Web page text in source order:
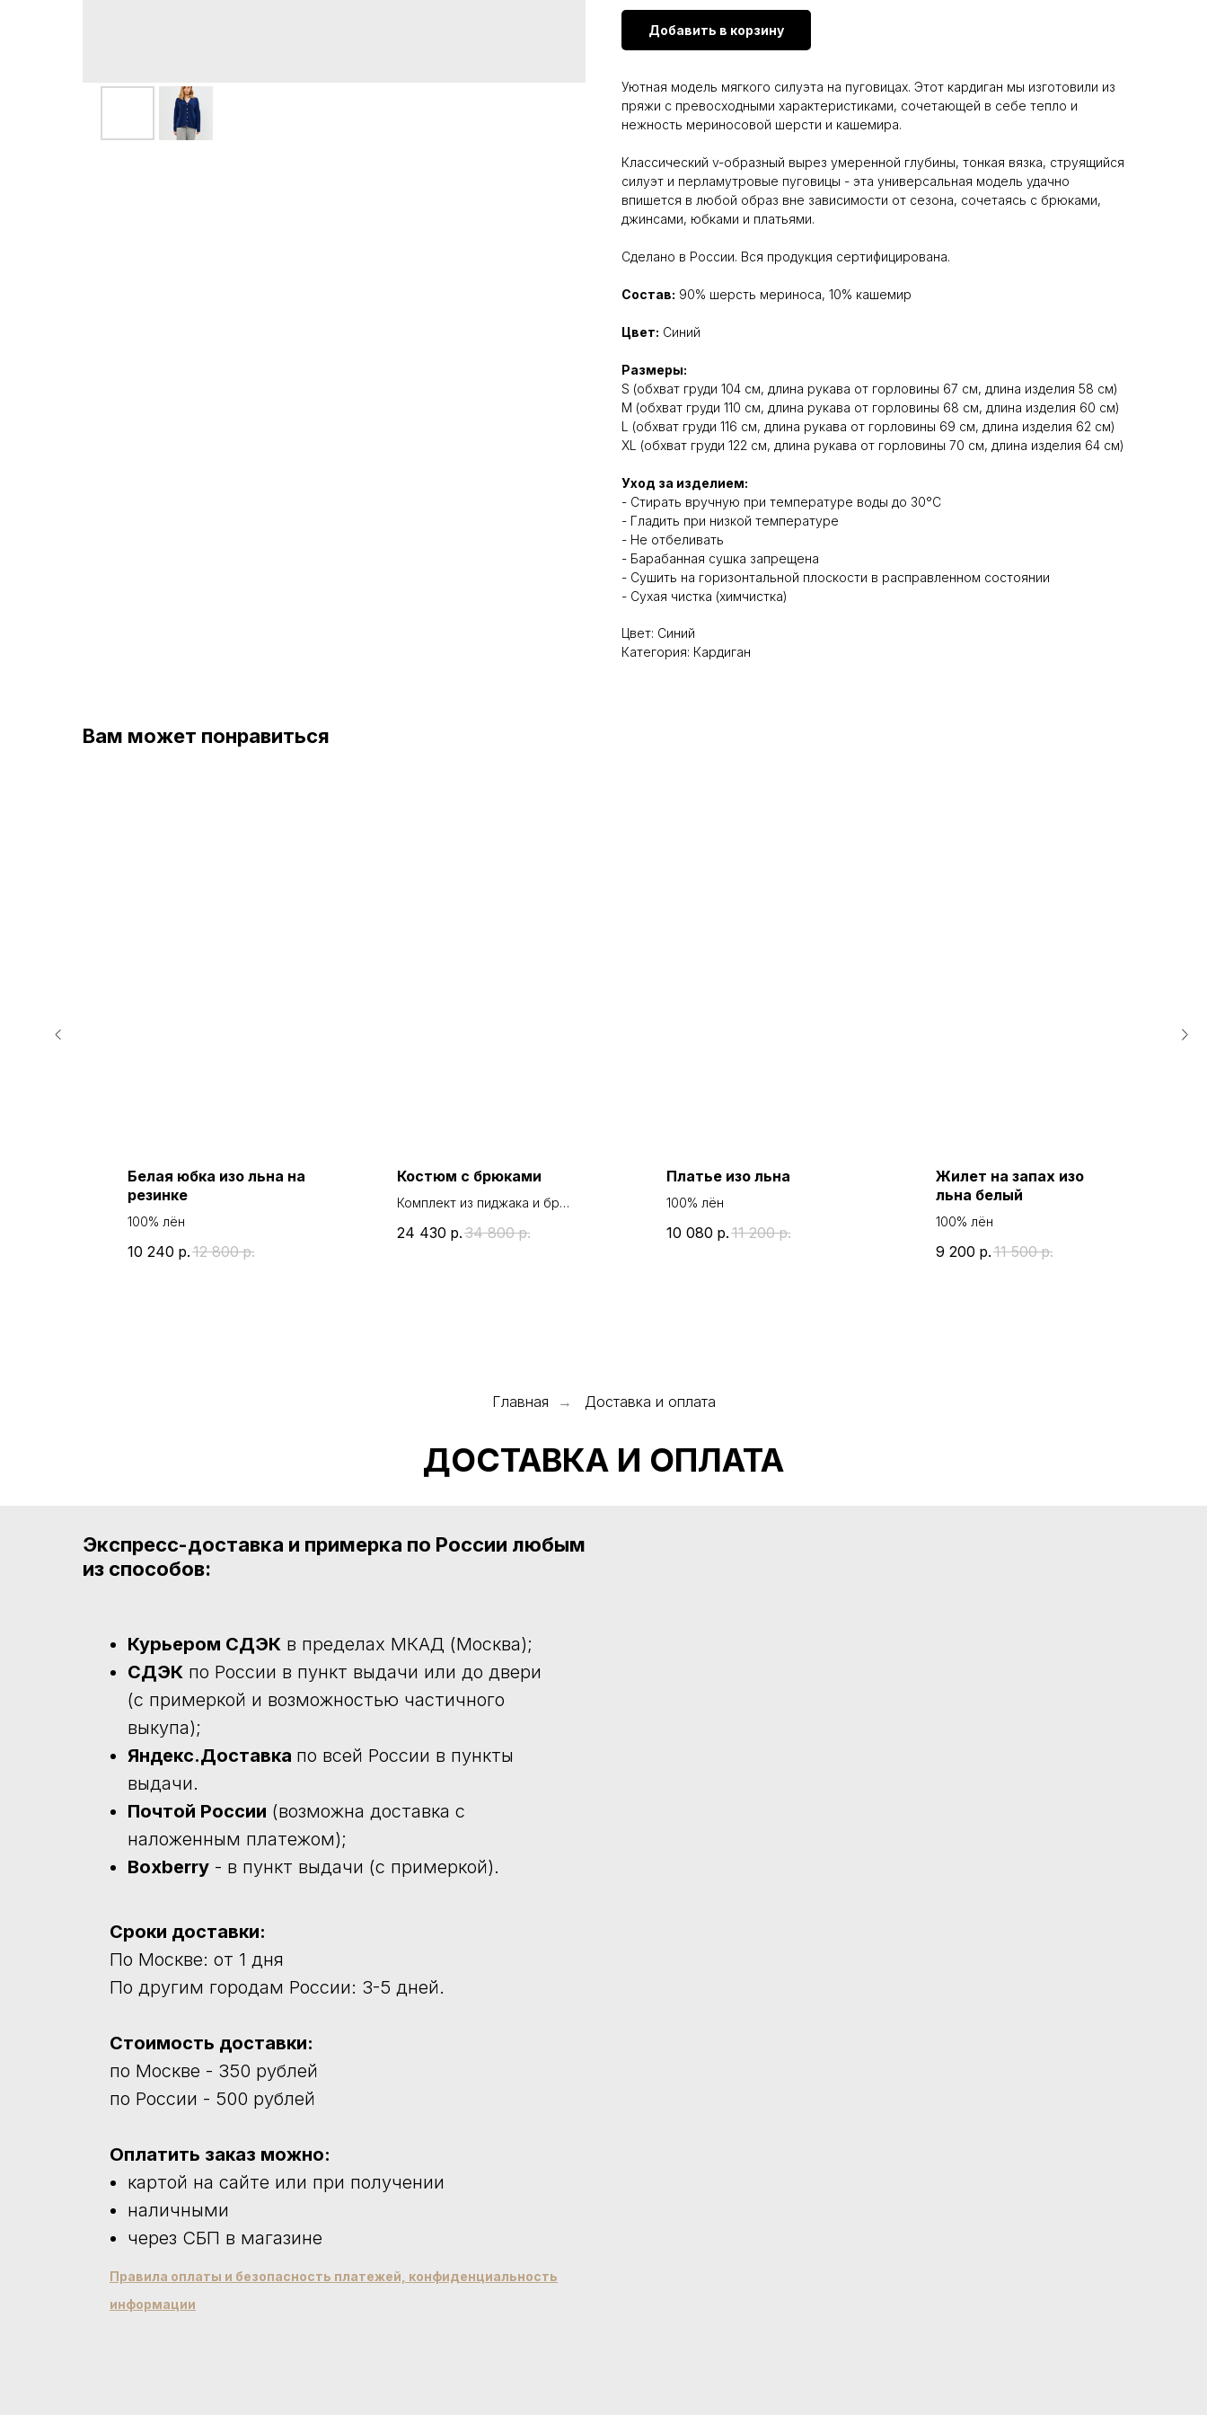
Добавить в корзину
Уютная модель мягкого силуэта на пуговицах. Этот кардиган мы изготовили из
пряжи с превосходными характеристиками, сочетающей в себе тепло и
нежность мериносовой шерсти и кашемира.
Классический v-образный вырез умеренной глубины, тонкая вязка, струящийся
силуэт и перламутровые пуговицы - эта универсальная модель удачно
впишется в любой образ вне зависимости от сезона, сочетаясь с брюками,
джинсами, юбками и платьями.
Сделано в России. Вся продукция сертифицирована.
Состав: 90% шерсть мериноса, 10% кашемир
Цвет: Синий
Размеры:
S (обхват груди 104 см, длина рукава от горловины 67 см, длина изделия 58 см)
M (обхват груди 110 см, длина рукава от горловины 68 см, длина изделия 60 см)
L (обхват груди 116 см, длина рукава от горловины 69 см, длина изделия 62 см)
XL (обхват груди 122 см, длина рукава от горловины 70 см, длина изделия 64 см)
Уход за изделием:
- Стирать вручную при температуре воды до 30°C
- Гладить при низкой температуре
- Не отбеливать
- Барабанная сушка запрещена
- Сушить на горизонтальной плоскости в расправленном состоянии
- Сухая чистка (химчистка)
Цвет: Синий
Категория: Кардиган
Вам может понравиться
Белая юбка изо льна на
резинке
100% лён
10 240 р. 12 800 р.
Костюм с брюками
Комплект из пиджака и брюк
24 430 р. 34 800 р.
Платье изо льна
100% лён
10 080 р. 11 200 р.
Жилет на запах изо
льна белый
100% лён
9 200 р. 11 500 р.
Главная → Доставка и оплата
ДОСТАВКА И ОПЛАТА
Экспресс-доставка и примерка по России любым
из способов:
Курьером СДЭК в пределах МКАД (Москва);
СДЭК по России в пункт выдачи или до двери
(с примеркой и возможностью частичного
выкупа);
Яндекс.Доставка по всей России в пункты
выдачи.
Почтой России (возможна доставка с
наложенным платежом);
Boxberry - в пункт выдачи (с примеркой).
Сроки доставки:
По Москве: от 1 дня
По другим городам России: 3-5 дней.
Стоимость доставки:
по Москве - 350 рублей
по России - 500 рублей
Оплатить заказ можно:
картой на сайте или при получении
наличными
через СБП в магазине
Правила оплаты и безопасность платежей, конфиденциальность
информации